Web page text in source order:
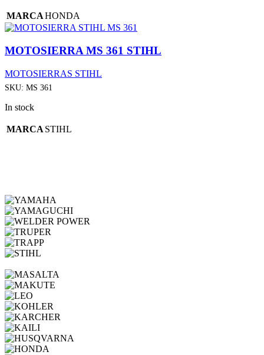
MARCAHONDA
MOTOSIERRA MS 361 STIHL
MOTOSIERRAS STIHL
SKU: MS 361
In stock
MARCA STIHL